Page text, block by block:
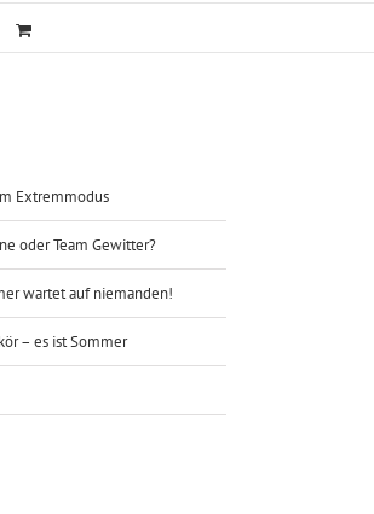
Extremmodus
oder Team Gewitter?
wartet auf niemanden!
– es ist Sommer